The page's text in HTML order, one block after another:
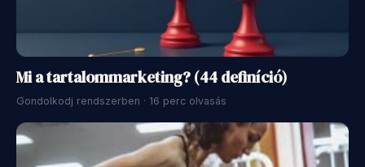
Mi a tartalommarketing? (44 definíció)
Gondolkodj rendszerben · 16 perc olvasás